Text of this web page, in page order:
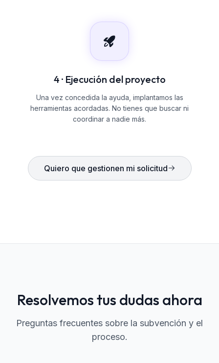
4 · Ejecución del proyecto
Una vez concedida la ayuda, implantamos las
herramientas acordadas. No tienes que buscar ni
coordinar a nadie más.
Quiero que gestionen mi solicitud
Resolvemos tus dudas ahora
Preguntas frecuentes sobre la subvención y el
proceso.